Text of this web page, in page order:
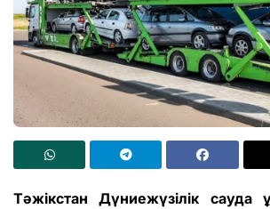
Тәжікстан Дүниежүзілік